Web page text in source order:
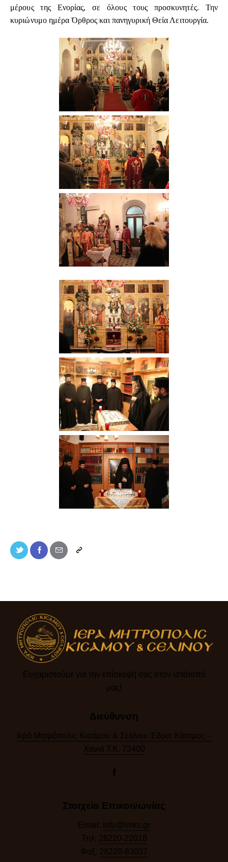
μέρους της Ενορίας, σε όλους τους προσκυνητές. Την
κυριώνυμο ημέρα Όρθρος και πανηγυρική Θεία Λειτουργία.
Ευχαριστούμε για την επίσκεψή σας στον ιστότοπό
μας!​
Διεύθυνση
Ιερά Μητρόπολις Κισάμου & Σελίνου Έδρα: Κίσαμος –
Χανιά Τ.Κ. 73400
Στοιχεία Επικοινωνίας
Email: info@imks.gr
Τηλ: 28220-22018
Φαξ: 28220-83037